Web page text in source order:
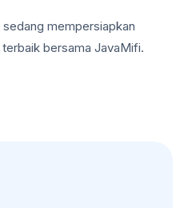
mempersiapkan
bersama JavaMifi.